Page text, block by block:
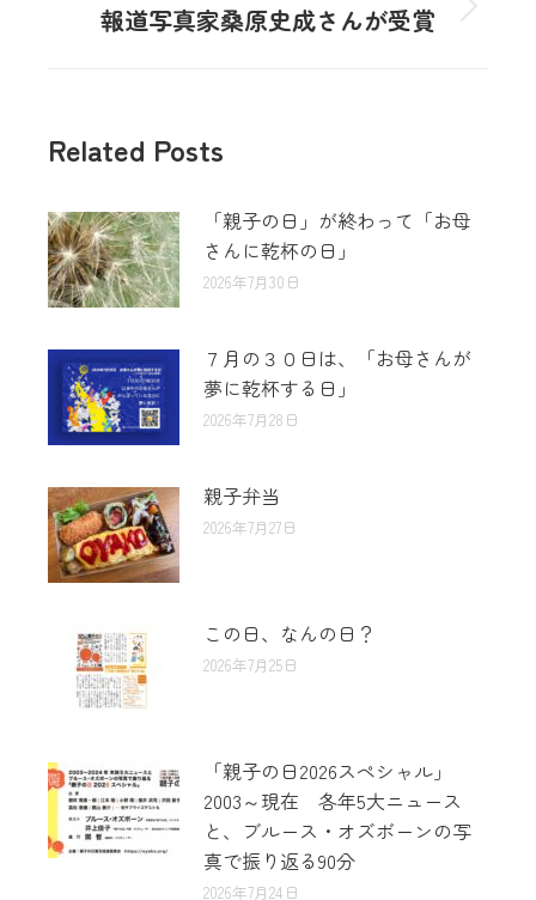
報道写真家桑原史成さんが受賞
Related Posts
「親子の日」が終わって「お母
さんに乾杯の日」
2026年7月30日
７月の３０日は、「お母さんが
夢に乾杯する日」
2026年7月28日
親子弁当
2026年7月27日
この日、なんの日？
2026年7月25日
「親子の日2026スペシャル」
2003～現在 各年5大ニュース
と、ブルース・オズボーンの写
真で振り返る90分
2026年7月24日